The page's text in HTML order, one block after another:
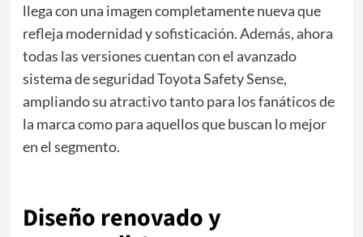
llega con una imagen completamente nueva que
refleja modernidad y sofisticación. Además, ahora
todas las versiones cuentan con el avanzado
sistema de seguridad Toyota Safety Sense,
ampliando su atractivo tanto para los fanáticos de
la marca como para aquellos que buscan lo mejor
en el segmento.
Diseño renovado y